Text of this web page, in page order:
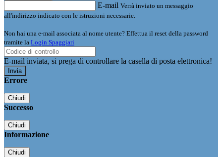
E-mail Verrà inviato un messaggio
all'indirizzo indicato con le istruzioni necessarie.
Non hai una e-mail associata al nome utente? Effettua il reset della password
tramite la Login Spaggiari
E-mail inviata, si prega di controllare la casella di posta elettronica!
Errore
Chiudi
Successo
Chiudi
Informazione
Chiudi